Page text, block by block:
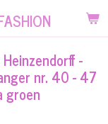
-
nr. 40 - 47
groen